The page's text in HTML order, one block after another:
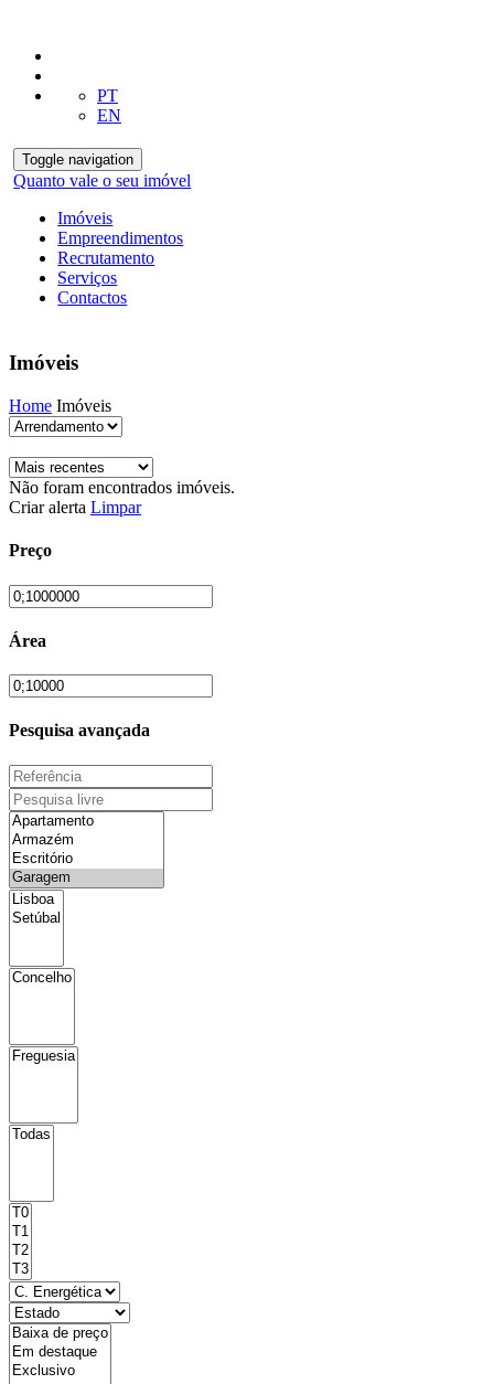
PT
EN
Toggle navigation
Quanto vale o seu imóvel
Imóveis
Empreendimentos
Recrutamento
Serviços
Contactos
Imóveis
Home Imóveis
Não foram encontrados imóveis.
Criar alerta Limpar
Preço
Área
Pesquisa avançada